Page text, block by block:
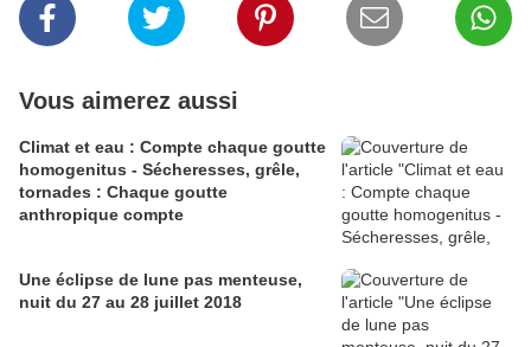
Vous aimerez aussi
Climat et eau : Compte chaque goutte
homogenitus - Sécheresses, grêle,
tornades : Chaque goutte
anthropique compte
Une éclipse de lune pas menteuse,
nuit du 27 au 28 juillet 2018